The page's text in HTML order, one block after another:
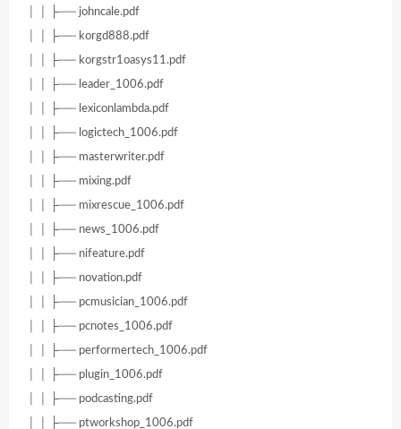
│ │ ├── johncale.pdf
│ │ ├── korgd888.pdf
│ │ ├── korgstr1oasys11.pdf
│ │ ├── leader_1006.pdf
│ │ ├── lexiconlambda.pdf
│ │ ├── logictech_1006.pdf
│ │ ├── masterwriter.pdf
│ │ ├── mixing.pdf
│ │ ├── mixrescue_1006.pdf
│ │ ├── news_1006.pdf
│ │ ├── nifeature.pdf
│ │ ├── novation.pdf
│ │ ├── pcmusician_1006.pdf
│ │ ├── pcnotes_1006.pdf
│ │ ├── performertech_1006.pdf
│ │ ├── plugin_1006.pdf
│ │ ├── podcasting.pdf
│ │ ├── ptworkshop_1006.pdf